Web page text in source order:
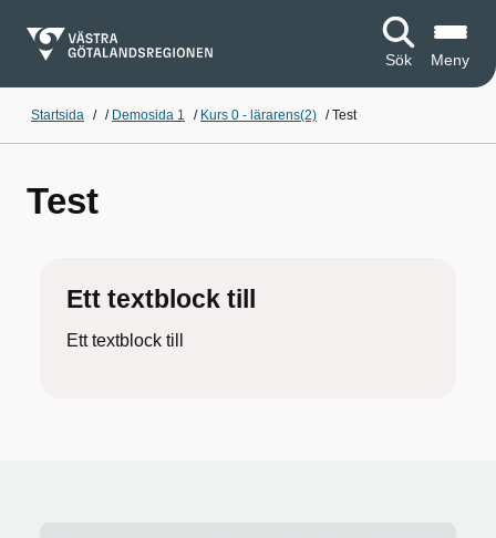
Sök Meny
Startsida / / Demosida 1 / Kurs 0 - lärarens(2) /Test
Test
Ett textblock till
Ett textblock till